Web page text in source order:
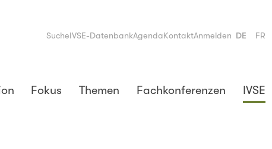
SucheIVSE-DatenbankAgendaKontaktAnmelden DE FR
Fokus Themen Fachkonferenzen IVSE